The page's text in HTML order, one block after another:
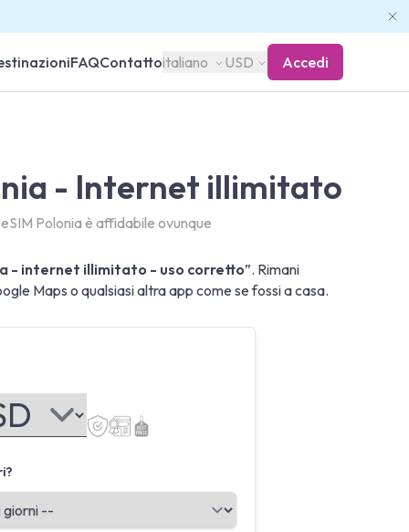
FAQContattoitaliano USD Accedi
- Internet illimitato
Polonia è affidabile ovunque
- internet illimitato - uso corretto”. Rimani
Maps o qualsiasi altra app come se fossi a casa.